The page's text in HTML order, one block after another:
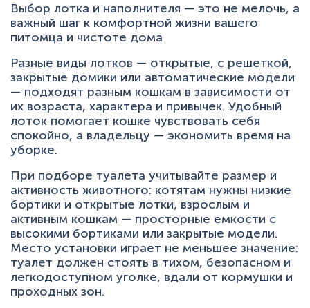
Выбор лотка и наполнителя — это не мелочь, а
важный шаг к комфортной жизни вашего
питомца и чистоте дома
Разные виды лотков — открытые, с решеткой,
закрытые домики или автоматические модели
— подходят разным кошкам в зависимости от
их возраста, характера и привычек. Удобный
лоток помогает кошке чувствовать себя
спокойно, а владельцу — экономить время на
уборке.
При подборе туалета учитывайте размер и
активность животного: котятам нужны низкие
бортики и открытые лотки, взрослым и
активным кошкам — просторные емкости с
высокими бортиками или закрытые модели.
Место установки играет не меньшее значение:
туалет должен стоять в тихом, безопасном и
легкодоступном уголке, вдали от кормушки и
проходных зон.